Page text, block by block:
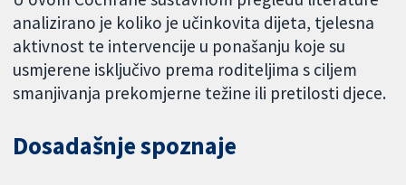
analizirano je koliko je učinkovita dijeta, tjelesna
aktivnost te intervencije u ponašanju koje su
usmjerene isključivo prema roditeljima s ciljem
smanjivanja prekomjerne težine ili pretilosti djece.
Dosadašnje spoznaje